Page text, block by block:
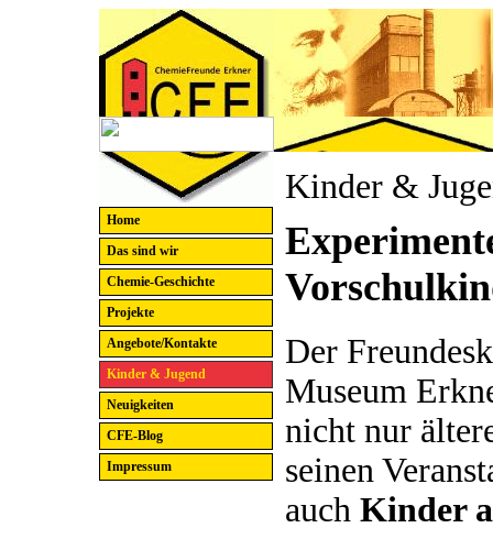
Kinder &
Home
Das sind wir
Chemie-Geschichte
Projekte
Angebote/Kontakte
Kinder & Jugend
Neuigkeiten
CFE-Blog
Impressum
Der
Museum
nicht nur
seinen
auch Kinder